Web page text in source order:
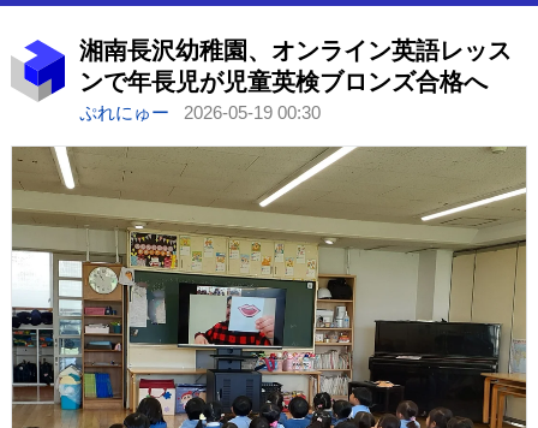
湘南長沢幼稚園、オンライン英語レッス
ンで年長児が児童英検ブロンズ合格へ
ぷれにゅー 2026-05-19 00:30